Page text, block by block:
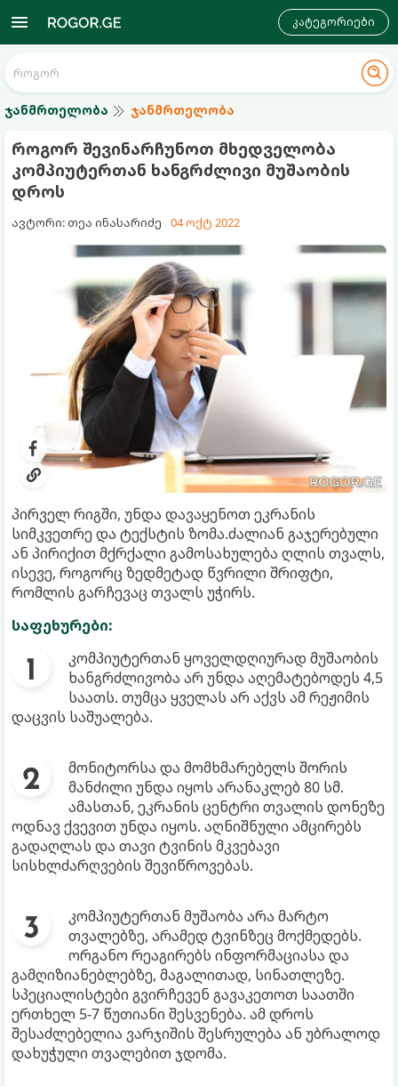
კატეგორიები
ჯანმრთელობა ჯანმრთელობა
როგორ შევინარჩუნოთ მხედველობა
კომპიუტერთან ხანგრძლივი მუშაობის
დროს
ავტორი: თეა ინასარიძე 04 ოქტ 2022
პირველ რიგში, უნდა დავაყენოთ ეკრანის
სიმკვეთრე და ტექსტის ზომა.ძალიან გაჯერებული
ან პირიქით მქრქალი გამოსახულება ღლის თვალს,
ისევე, როგორც ზედმეტად წვრილი შრიფტი,
რომლის გარჩევაც თვალს უჭირს.
საფეხურები:
კომპიუტერთან ყოველდღიურად მუშაობის
ხანგრძლივობა არ უნდა აღემატებოდეს 4,5
საათს. თუმცა ყველას არ აქვს ამ რეჟიმის
დაცვის საშუალება.
მონიტორსა და მომხმარებელს შორის
მანძილი უნდა იყოს არანაკლებ 80 სმ.
ამასთან, ეკრანის ცენტრი თვალის დონეზე
ოდნავ ქვევით უნდა იყოს. აღნიშნული ამცირებს
გადაღლას და თავი ტვინის მკვებავი
სისხლძარღვების შევიწროვებას.
კომპიუტერთან მუშაობა არა მარტო
თვალებზე, არამედ ტვინზეც მოქმედებს.
ორგანო რეაგირებს ინფორმაციასა და
გამღიზიანებლებზე, მაგალითად, სინათლეზე.
სპეციალისტები გვირჩევენ გავაკეთოთ საათში
ერთხელ 5-7 წუთიანი შესვენება. ამ დროს
შესაძლებელია ვარჯიშის შესრულება ან უბრალოდ
დახუჭული თვალებით ჯდომა.